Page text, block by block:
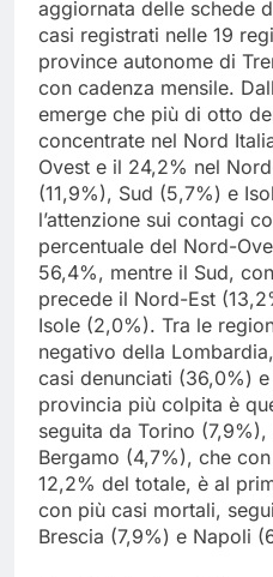
aggiornata delle schede
casi registrati nelle 19
province autonome di
con cadenza mensile.
emerge che più di otto
concentrate nel Nord
Ovest e il 24,2% nel
(11,9%), Sud (5,7%) e
l’attenzione sui contagi
percentuale del Nord-
56,4%, mentre il Sud,
precede il Nord-Est
Isole (2,0%). Tra le
negativo della
casi denunciati (36,0%)
provincia più colpita è
seguita da Torino
Bergamo (4,7%), che
12,2% del totale, è al
con più casi mortali,
Brescia (7,9%) e Napoli